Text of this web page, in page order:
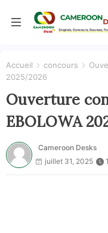
Accueil concours
2025/2026
Ouverture
EBOLOWA
Cameroon Desks
juillet 31, 2025